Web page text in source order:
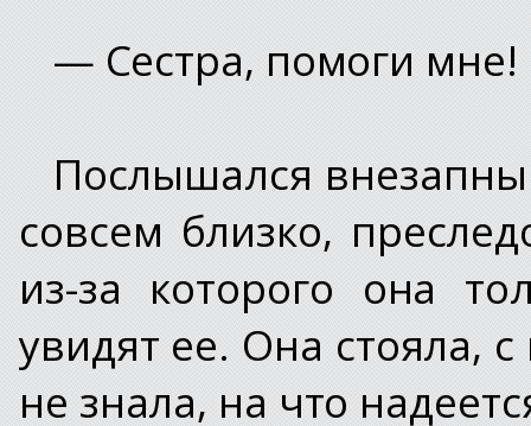
— Сестра, помоги мне!
Послышался
совсем близко,
из-за которого она
увидят ее. Она стояла,
не знала, на что